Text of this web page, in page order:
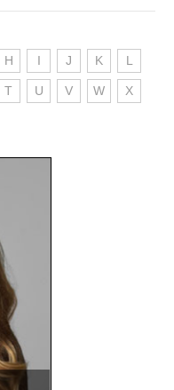
H I J K L
T U V W X